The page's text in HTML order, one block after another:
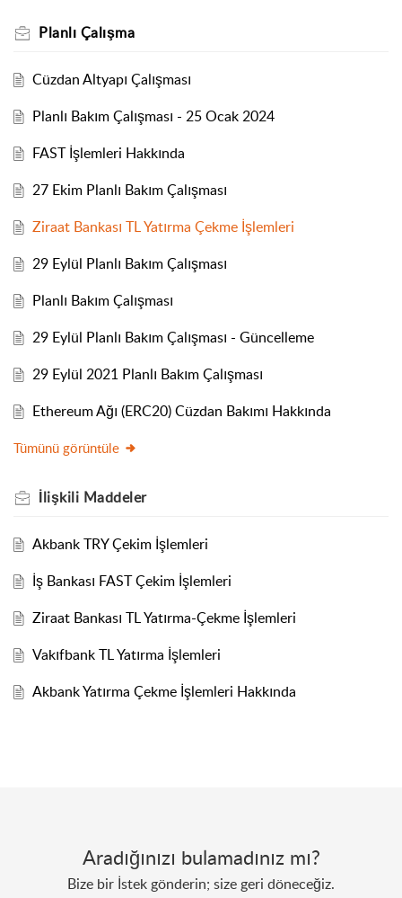
Planlı Çalışma
Cüzdan Altyapı Çalışması
Planlı Bakım Çalışması - 25 Ocak 2024
FAST İşlemleri Hakkında
27 Ekim Planlı Bakım Çalışması
Ziraat Bankası TL Yatırma Çekme İşlemleri
29 Eylül Planlı Bakım Çalışması
Planlı Bakım Çalışması
29 Eylül Planlı Bakım Çalışması - Güncelleme
29 Eylül 2021 Planlı Bakım Çalışması
Ethereum Ağı (ERC20) Cüzdan Bakımı Hakkında
Tümünü görüntüle
İlişkili Maddeler
Akbank TRY Çekim İşlemleri
İş Bankası FAST Çekim İşlemleri
Ziraat Bankası TL Yatırma-Çekme İşlemleri
Vakıfbank TL Yatırma İşlemleri
Akbank Yatırma Çekme İşlemleri Hakkında
Aradığınızı bulamadınız mı?
Bize bir İstek gönderin; size geri döneceğiz.